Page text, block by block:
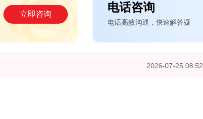
立即咨询
电话咨询
电话高效沟通，快速解答疑
2026-07-25 08:52